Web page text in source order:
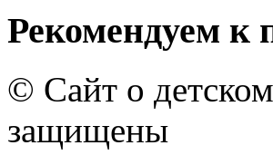
Рекомендуем к
© Сайт о
защищены